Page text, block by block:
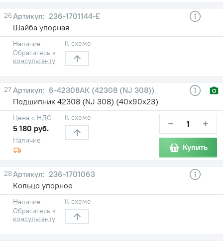
26
236-1701144-Е
Шайба упорная
Наличие
Обратитесь к
консультанту
К схеме
27
6-42308АК (42308 (NJ 308))
Подшипник 42308 (NJ 308) (40х90х23)
Наличие
Цена с НДС
5 180 руб.
К схеме − +
Купить
28
236-1701063
Кольцо упорное
Наличие
Обратитесь к
консультанту
К схеме